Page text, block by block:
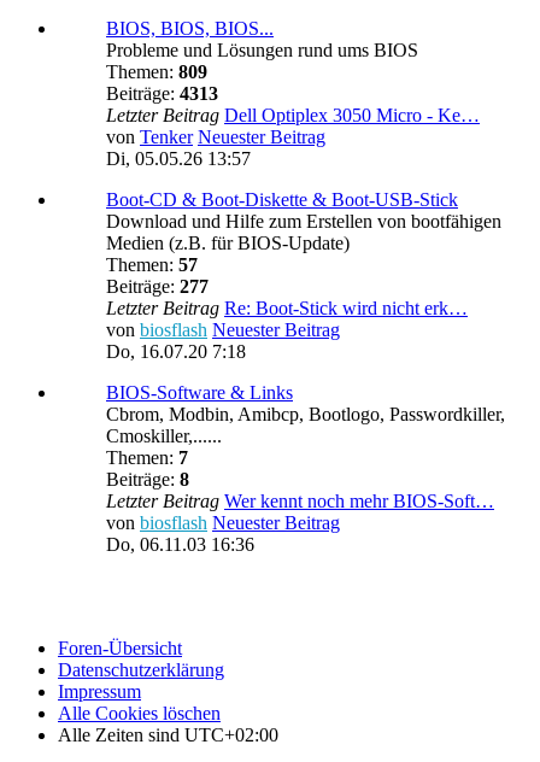
BIOS, BIOS, BIOS...
Probleme und Lösungen rund ums BIOS
Themen: 809
Beiträge: 4313
Letzter Beitrag Dell Optiplex 3050 Micro - Ke…
von Tenker Neuester Beitrag
Di, 05.05.26 13:57
Boot-CD & Boot-Diskette & Boot-USB-Stick
Download und Hilfe zum Erstellen von bootfähigen
Medien (z.B. für BIOS-Update)
Themen: 57
Beiträge: 277
Letzter Beitrag Re: Boot-Stick wird nicht erk…
von biosflash Neuester Beitrag
Do, 16.07.20 7:18
BIOS-Software & Links
Cbrom, Modbin, Amibcp, Bootlogo, Passwordkiller,
Cmoskiller,......
Themen: 7
Beiträge: 8
Letzter Beitrag Wer kennt noch mehr BIOS-Soft…
von biosflash Neuester Beitrag
Do, 06.11.03 16:36
Foren-Übersicht
Datenschutzerklärung
Impressum
Alle Cookies löschen
Alle Zeiten sind UTC+02:00